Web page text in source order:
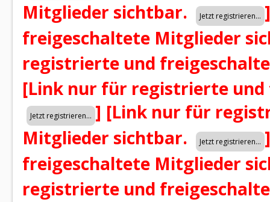
Mitglieder sichtbar.
]
freigeschaltete Mitglieder
registrierte und
[Link nur für registrierte
] [Link nur für
Mitglieder sichtbar.
]
freigeschaltete Mitglieder
registrierte und